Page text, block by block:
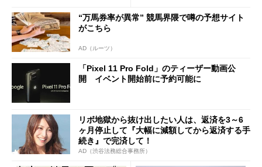
“万馬券率が異常” 競馬界隈で噂の予想サイト
がこちら
AD（ルーツ）
「Pixel 11 Pro Fold」のティーザー動画公
開 イベント開始前に予約可能に
リボ地獄から抜け出したい人は、返済を3～6
ヶ月停止して『大幅に減額してから返済する手
続き』で完済して！
AD（渋谷法務総合事務所）